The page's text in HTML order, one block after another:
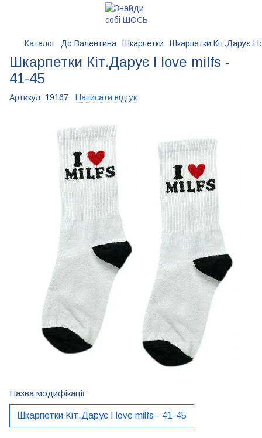
Каталог До Валентина Шкарпетки Шкарпетки Кіт.Дарує I
Шкарпетки Кіт.Дарує I love milfs -
41-45
Артикул: 19167 Написати відгук
Назва модифікації
Шкарпетки Кіт.Дарує I love milfs - 41-45